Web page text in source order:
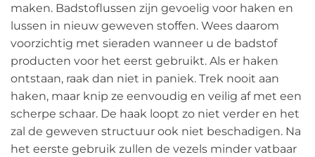
maken. Badstoflussen zijn gevoelig voor haken en
lussen in nieuw geweven stoffen. Wees daarom
voorzichtig met sieraden wanneer u de badstof
producten voor het eerst gebruikt. Als er haken
ontstaan, raak dan niet in paniek. Trek nooit aan
haken, maar knip ze eenvoudig en veilig af met een
scherpe schaar. De haak loopt zo niet verder en het
zal de geweven structuur ook niet beschadigen. Na
het eerste gebruik zullen de vezels minder vatbaar